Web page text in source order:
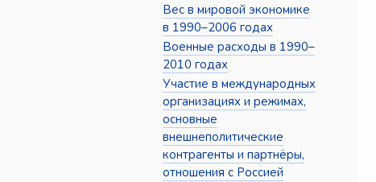
Вес в мировой экономике
в 1990–2006 годах
Военные расходы в 1990–
2010 годах
Участие в международных
организациях и режимах,
основные
внешнеполитические
контрагенты и партнёры,
отношения с Россией